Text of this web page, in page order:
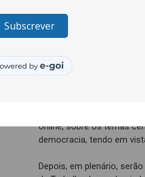
socioeconómica e
iniciativas já em curso
bem-estar generalizado,
O webinário irá iniciar
Rede para o
intervenção de 2
experiências bem-
O webinário contará
online, sobre os temas
democracia, tendo em
Depois, em plenário,